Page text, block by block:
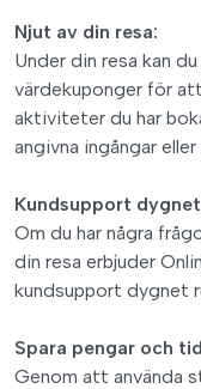
Njut av din resa:
Under din resa kan
värdekuponger för
aktiviteter du har
angivna ingångar
Kundsupport
Om du har några
din resa erbjuder
kundsupport dygnet
Spara pengar och
Genom att använda